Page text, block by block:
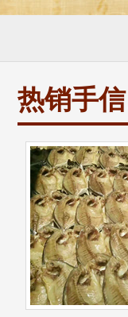
热销手信